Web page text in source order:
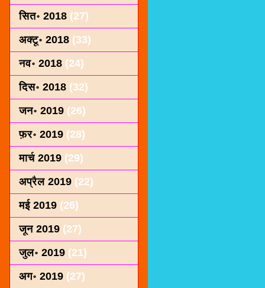
सित॰ 2018 (27)
अक्टू॰ 2018 (33)
नव॰ 2018 (24)
दिस॰ 2018 (32)
जन॰ 2019 (26)
फ़र॰ 2019 (28)
मार्च 2019 (29)
अप्रैल 2019 (22)
मई 2019 (26)
जून 2019 (27)
जुल॰ 2019 (21)
अग॰ 2019 (27)